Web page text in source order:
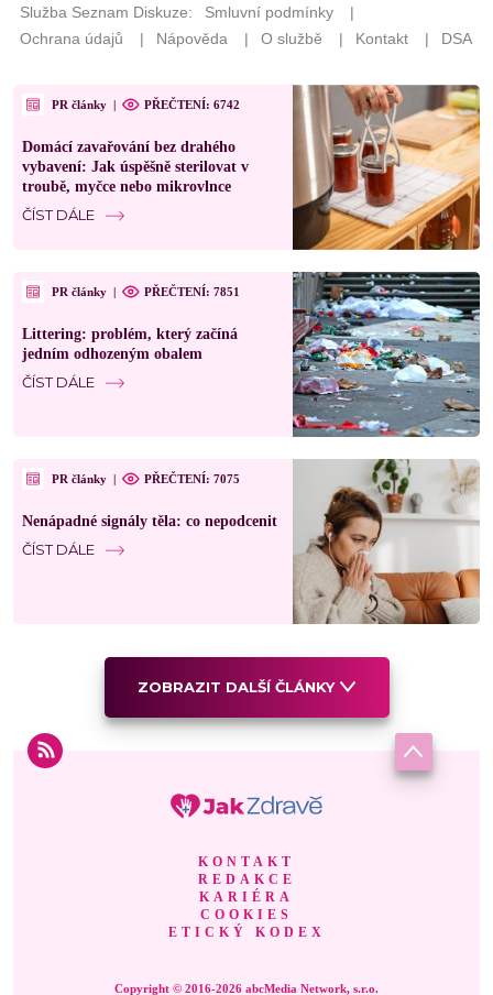
PR články | PŘEČTENÍ: 6742
Domácí zavařování bez drahého
vybavení: Jak úspěšně sterilovat v
troubě, myčce nebo mikrovlnce
ČÍST DÁLE
PR články | PŘEČTENÍ: 7851
Littering: problém, který začíná
jedním odhozeným obalem
ČÍST DÁLE
PR články | PŘEČTENÍ: 7075
Nenápadné signály těla: co nepodcenit
ČÍST DÁLE
ZOBRAZIT DALŠÍ ČLÁNKY
KONTAKT
REDAKCE
KARIÉRA
COOKIES
ETICKÝ KODEX
Copyright © 2016-2026 abcMedia Network, s.r.o.